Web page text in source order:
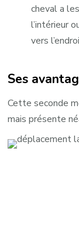
cheval a
l’intérieur
vers
Ses
Cette seconde
mais présente